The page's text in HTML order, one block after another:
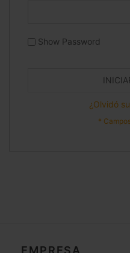
Show Password
¿Olvidó